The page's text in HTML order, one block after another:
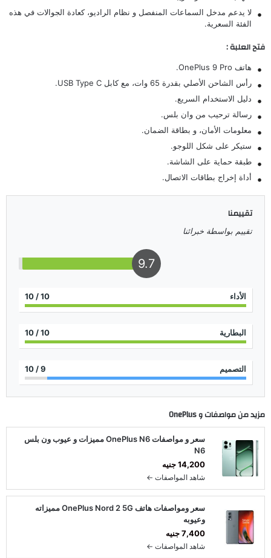
لا يدعم مدخل السماعات المنفصل و نظام الراديو، كعادة الجوالات في هذه
الفئة السعرية.
فتح العلبة :
هاتف OnePlus 9 Pro.
رأس الشاحن الأصلي بقدرة 65 وات، مع كابل USB Type C.
دليل الاستخدام السريع.
رسالة ترحيب من وان بلس.
معلومات الأمان، و بطاقة الضمان.
ستيكر على شكل اللوجو.
طبقة حماية على الشاشة.
أداة إخراج بطاقات الاتصال.
تقييمنا
تقييم بواسطة خبرائنا
9.7
الأداء 10
/ 10
البطارية 10
/ 10
التصميم 9
/ 10
مزيد من مواصفات وOnePlus
سعر و مواصفات OnePlus N6 مميزات و عيوب ون بلس
N6
14,200 جنيه
شاهد المواصفات ←
سعر ومواصفات هاتف OnePlus Nord 2 5G مميزاته
وعيوبه
7,400 جنيه
شاهد المواصفات ←